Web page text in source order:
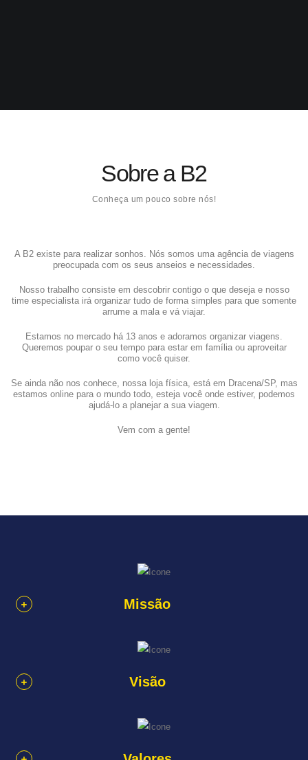
Sobre a B2
Conheça um pouco sobre nós!
A B2 existe para realizar sonhos. Nós somos uma agência de viagens
preocupada com os seus anseios e necessidades.
Nosso trabalho consiste em descobrir contigo o que deseja e nosso
time especialista irá organizar tudo de forma simples para que somente
arrume a mala e vá viajar.
Estamos no mercado há 13 anos e adoramos organizar viagens.
Queremos poupar o seu tempo para estar em família ou aproveitar
como você quiser.
Se ainda não nos conhece, nossa loja física, está em Dracena/SP, mas
estamos online para o mundo todo, esteja você onde estiver, podemos
ajudá-lo a planejar a sua viagem.
Vem com a gente!
Missão
Visão